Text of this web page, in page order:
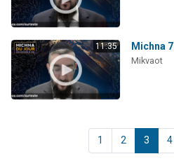
11:35 Michna 7
Mikvaot
1 2 3 4